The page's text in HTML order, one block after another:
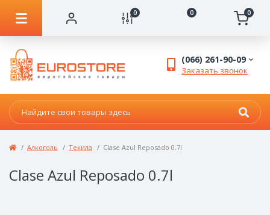
0 0 0
(066) 261-90-09
Заказать звонок
Алкоголь Текила Clase Azul Reposado 0.7l
Clase Azul Reposado 0.7l